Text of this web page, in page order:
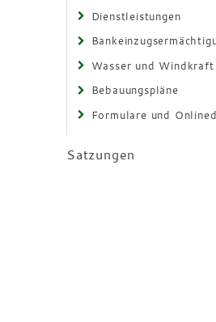
Dienstleistungen
Wasser und Windkraft
Bebauungspläne
Formulare und
Satzungen